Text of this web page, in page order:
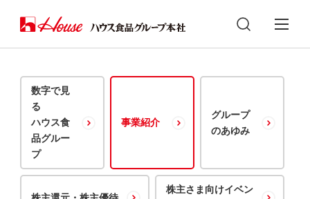
数字で見
る
ハウス食
品グルー
プ
事業紹介
グループ
のあゆみ
株主さま向けイベン